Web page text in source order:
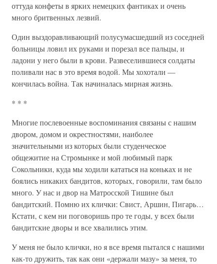
оттуда конфеты в ярких немецких фантиках и очень
много бритвенных лезвий.
Один выздоравливающий полусумасшедший из соседней
больницы ловил их руками и порезал все пальцы, и
ладони у него были в крови. Развеселившиеся солдаты
поливали нас в это время водой. Мы хохотали —
кончилась война. Так начиналась мирная жизнь.
* * *
Многие послевоенные воспоминания связаны с нашим
двором, домом и окрестностями, наиболее
значительными из которых были студенческое
общежитие на Стромынке и мой любимый парк
Сокольники, куда мы ходили кататься на коньках и не
боялись никаких бандитов, которых, говорили, там было
много. У нас и двор на Матросской Тишине был
бандитский. Помню их клички: Свист, Аршин, Пигарь…
Кстати, с кем ни поговоришь про те годы, у всех были
бандитские дворы и все хвалились этим.
У меня не было клички, но я все время пытался с нашими
как-то дружить, так как они «держали мазу» за меня, то